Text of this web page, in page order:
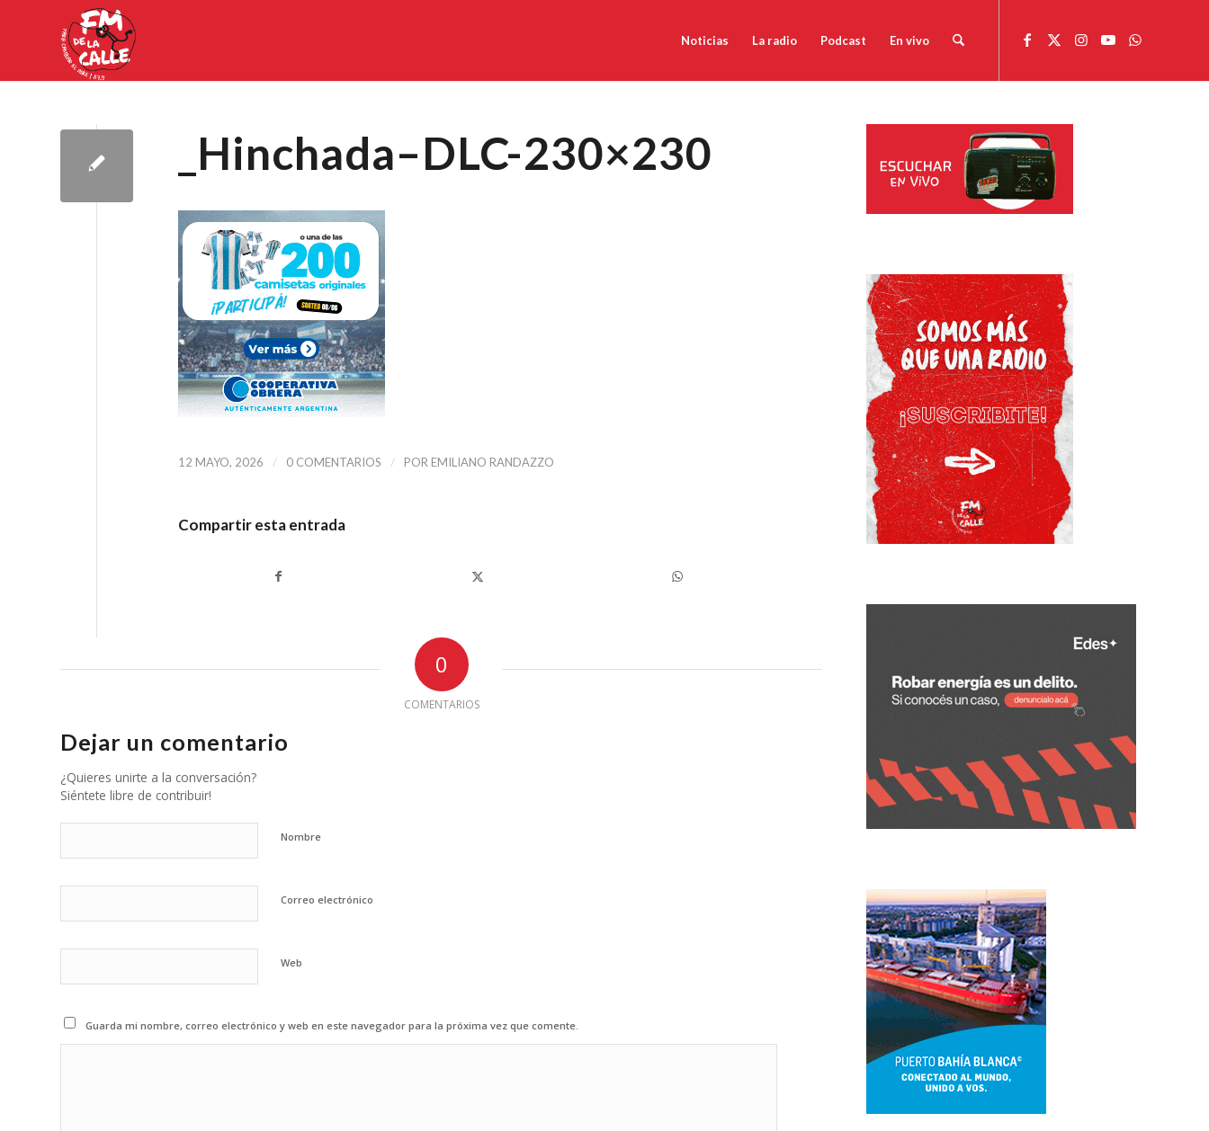
Noticias La radio Podcast En vivo
_Hinchada–DLC-230×230
12 MAYO, 2026 / 0 COMENTARIOS / POR EMILIANO RANDAZZO
Compartir esta entrada
0
COMENTARIOS
Dejar un comentario
¿Quieres unirte a la conversación?
Siéntete libre de contribuir!
Nombre
Correo electrónico
Web
Guarda mi nombre, correo electrónico y web en este navegador para la próxima vez que comente.